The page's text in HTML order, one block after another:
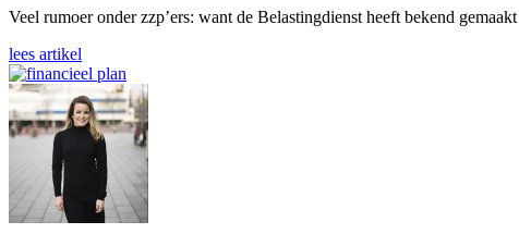
Veel rumoer onder zzp’ers: want de Belastingdienst heeft bekend
lees artikel